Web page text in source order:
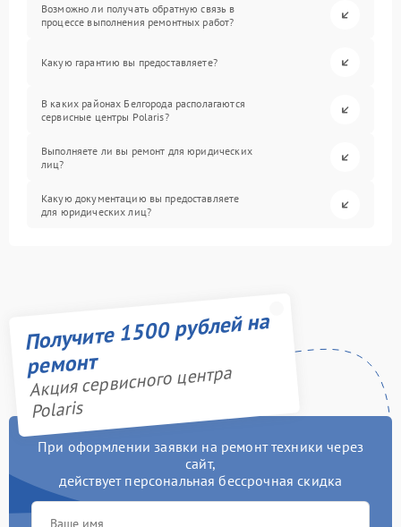
Возможно ли получать обратную связь в
процессе выполнения ремонтных работ?
Какую гарантию вы предоставляете?
В каких районах Белгорода располагаются
сервисные центры Polaris?
Выполняете ли вы ремонт для юридических
лиц?
Какую документацию вы предоставляете
для юридических лиц?
Получите 1500 рублей на
ремонт
Акция сервисного центра
Polaris
При оформлении заявки на ремонт техники через
сайт,
действует персональная бессрочная скидка